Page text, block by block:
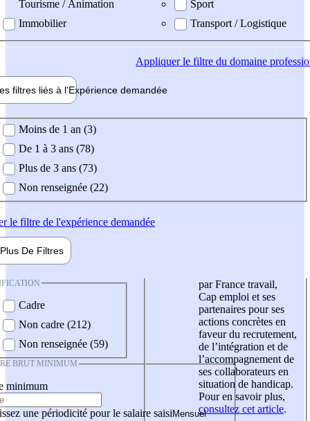
Tourisme / Animation
Immobilier
Sport
Transport / Logistique
Appliquerle filtre du domaine
filtres liés à l'Expérience demandée
demandée
Moins de 1 an (3)
De 1 à 3 ans (78)
Plus de 3 ans (73)
Non renseignée (22)
le filtre de l'expérience demandée
Plus De Filtres
Cadre
Non cadre (212)
Non renseignée (59)
BRUT MINIMUM
minimum
une périodicité pour le salaire saisi
par France travail,
Cap emploi et ses
partenaires pour ses
actions concrètes en
faveur du recrutement,
de l’intégration et de
l’accompagnement de
ses collaborateurs en
situation de handicap.
Pour en savoir plus,
consultez cet article.